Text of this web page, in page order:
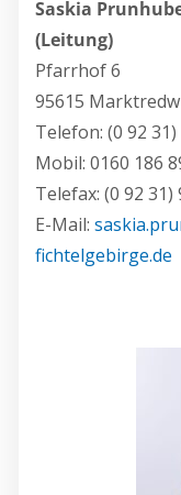
Saskia
(Leitung)
Pfarrhof 6
95615
Telefon: (0 92 31)
Mobil: 0160 186
Telefax: (0 92 31)
E-Mail:
fichtelgebirge.de